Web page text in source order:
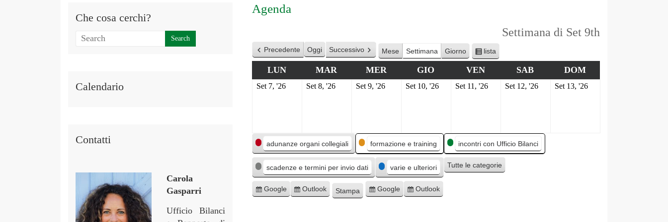
Agenda
Settimana di Set 9th
Precedente Oggi Successivo Mese Settimana Giorno
V
u
a
c
o
lista
LUN MAR MER GIO VEN SAB DOM
Set 7, '26 Set 8, '26 Set 9, '26 Set 10, '26 Set 11, '26 Set 12, '26 Set 13, '26
C
a
e
g
adunanze organi collegiali formazione e training incontri con Ufficio Bilanci
scadenze e termini per invio dati varie e ulteriori Tutte le categorie
I
Google
I
Outlook Stampa
M
E
Google
E
Outlook
Che cosa cerchi?
Calendario
Contatti
Carola
Gasparri
Ufficio Bilanci